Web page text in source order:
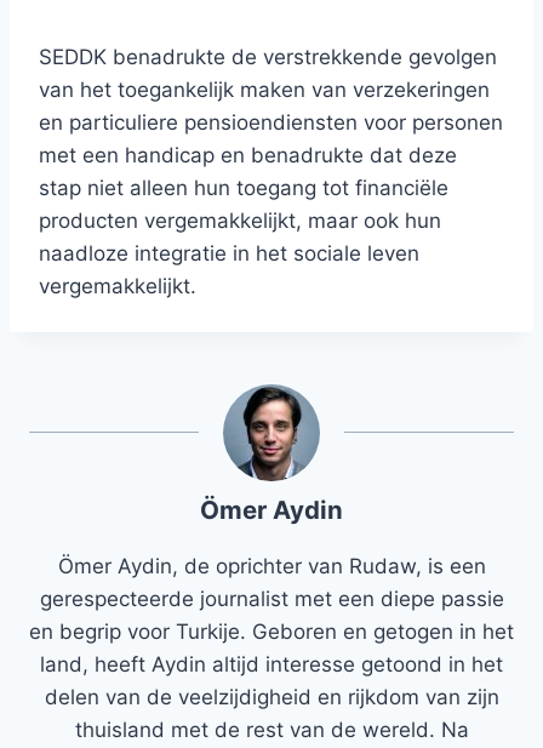
SEDDK benadrukte de verstrekkende gevolgen
van het toegankelijk maken van verzekeringen
en particuliere pensioendiensten voor personen
met een handicap en benadrukte dat deze
stap niet alleen hun toegang tot financiële
producten vergemakkelijkt, maar ook hun
naadloze integratie in het sociale leven
vergemakkelijkt.
Ömer Aydin
Ömer Aydin, de oprichter van Rudaw, is een
gerespecteerde journalist met een diepe passie
en begrip voor Turkije. Geboren en getogen in het
land, heeft Aydin altijd interesse getoond in het
delen van de veelzijdigheid en rijkdom van zijn
thuisland met de rest van de wereld. Na